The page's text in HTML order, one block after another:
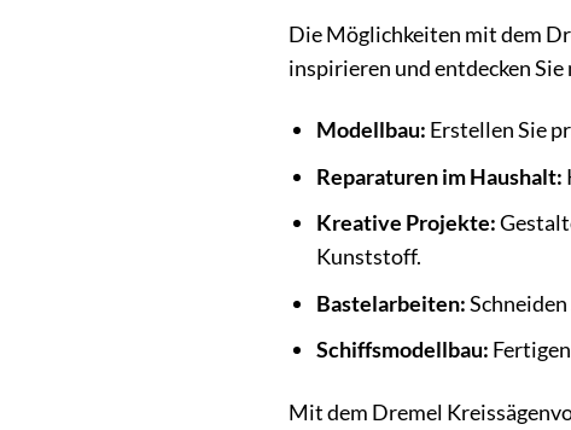
Die Möglichkeiten mit dem
inspirieren und entdecken Sie
Modellbau: Erstellen Sie
Reparaturen im Haushalt:
Kreative Projekte:
Kunststoff.
Bastelarbeiten:
Schiffsmodellbau:
Mit dem Dremel